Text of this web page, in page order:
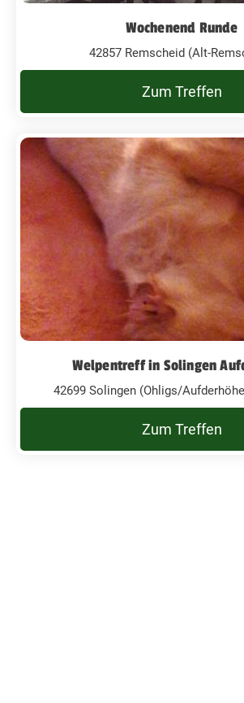
Wochenend Runde
42857 Remscheid (Alt-
Zum Treffen
Welpentreff in Solingen
42699 Solingen (Ohligs/
Zum Treffen